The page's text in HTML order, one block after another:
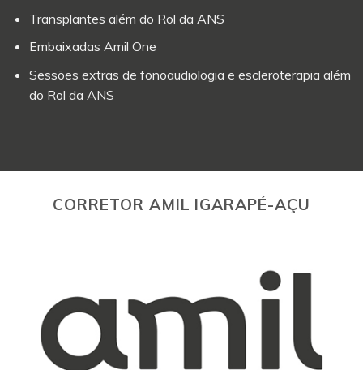
Transplantes além do Rol da ANS
Embaixadas Amil One
Sessões extras de fonoaudiologia e escleroterapia além
do Rol da ANS
CORRETOR AMIL IGARAPÉ-AÇU